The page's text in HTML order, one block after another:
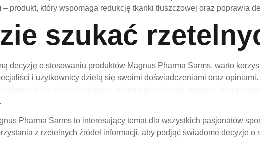
– produkt, który wspomaga redukcję tkanki tłuszczowej oraz poprawia
szukać
decyzję o stosowaniu produktów Magnus Pharma Sarms, warto
i użytkownicy dzielą się swoimi doświadczeniami oraz
Pharma Sarms to interesujący temat dla wszystkich pasjonatów
z rzetelnych źródeł informacji, aby podjąć świadome decyzje o